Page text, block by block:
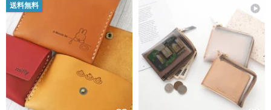
送料無料